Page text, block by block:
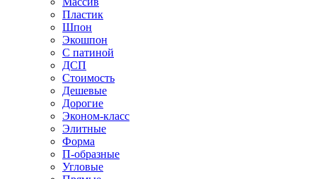
Пластик
Шпон
Экошпон
С патиной
ДСП
Стоимость
Дешевые
Дорогие
Эконом-класс
Элитные
Форма
П-образные
Угловые